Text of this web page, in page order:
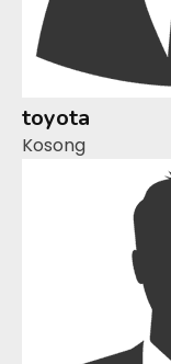
toyota
Kosong